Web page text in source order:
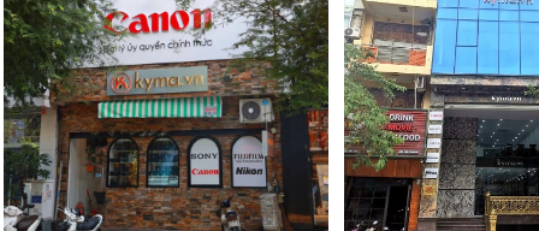
4.2. Nhược điểm
Không phải là ống kính macro 1:1 thực sự
Hiện tượng tối góc vừa phải ở khẩu độ rộng nhất
Không có khả năng chống chịu thời tiết như ống kính L-series.
5. Các lĩnh vực ứng dụng của Canon RF
35mm F1.8 Macro IS STM